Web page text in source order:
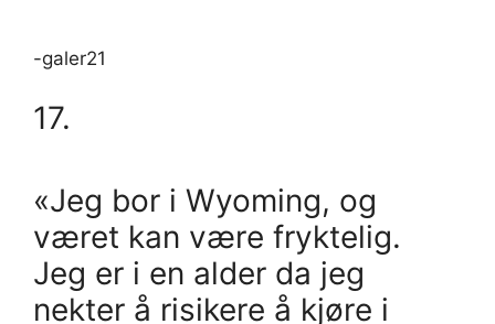
-galer21
17.
«Jeg bor i Wyoming, og
været kan være fryktelig.
Jeg er i en alder da jeg
nekter å risikere å kjøre i